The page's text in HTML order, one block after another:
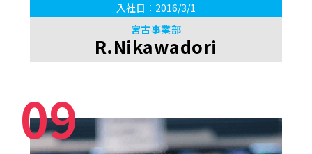
入社日：2016/3/1
宮古事業部
R.Nikawadori
09